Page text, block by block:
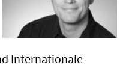
Internationale